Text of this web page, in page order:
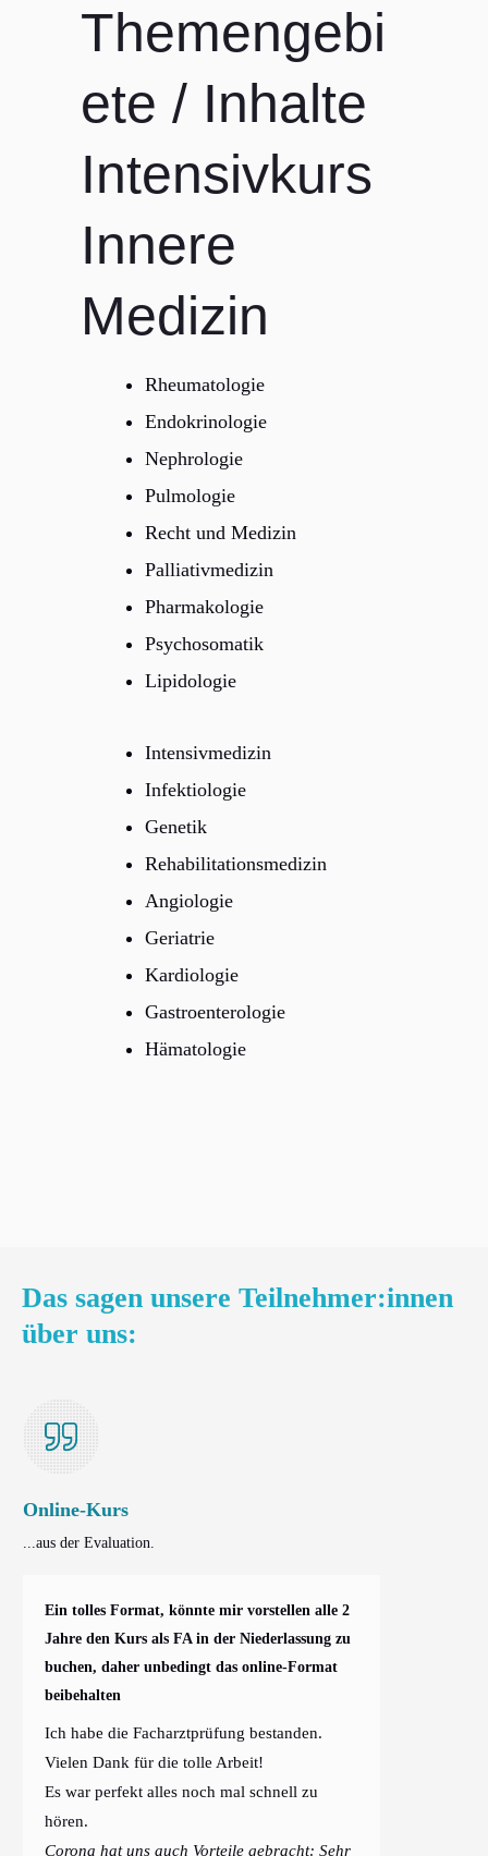
Themengebi
ete / Inhalte
Intensivkurs
Innere
Medizin
Rheumatologie
Endokrinologie
Nephrologie
Pulmologie
Recht und Medizin
Palliativmedizin
Pharmakologie
Psychosomatik
Lipidologie
Intensivmedizin
Infektiologie
Genetik
Rehabilitationsmedizin
Angiologie
Geriatrie
Kardiologie
Gastroenterologie
Hämatologie
Das sagen unsere Teilnehmer:innen
über uns:
Online-Kurs
...aus der Evaluation.
Ein tolles Format, könnte mir vorstellen alle 2
Jahre den Kurs als FA in der Niederlassung zu
buchen, daher unbedingt das online-Format
beibehalten
Ich habe die Facharztprüfung bestanden.
Vielen Dank für die tolle Arbeit!
Es war perfekt alles noch mal schnell zu
hören.
Corona hat uns auch Vorteile gebracht: Sehr